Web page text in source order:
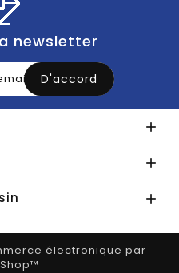
newsletter



électronique par